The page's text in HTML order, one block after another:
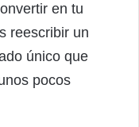
en tu
reescribir un
único que
pocos